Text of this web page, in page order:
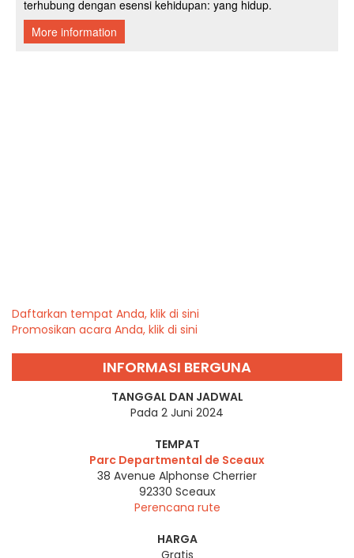
Daftarkan tempat Anda, klik di sini
Promosikan acara Anda, klik di sini
INFORMASI BERGUNA
TANGGAL DAN JADWAL
Pada 2 Juni 2024
TEMPAT
Parc Departmental de Sceaux
38 Avenue Alphonse Cherrier
92330 Sceaux
Perencana rute
HARGA